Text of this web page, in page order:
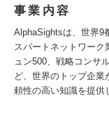
事業内容
AlphaSightsは、世界9
スパートネットワーク
ュン500、戦略コンサ
ど、世界のトップ企
頼性の高い知識を提供